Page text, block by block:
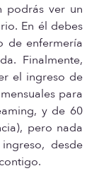
podrás ver un
En él debes
de enfermería
Finalmente,
el ingreso de
para
y de 60
pero nada
desde